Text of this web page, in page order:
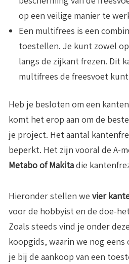
op een veilige manier te
Een multifrees is een
toestellen. Je kunt zowel
langs de zijkant frezen. Dit
multifrees de freesvoet
Heb je besloten om een
komt het erop aan om de
je project. Het aantal
beperkt. Het zijn vooral de A-
Metabo of Makitadie
Hieronder stellen we vier
voor de hobbyist en de doe-
Zoals steeds vind je onder
koopgids, waarin we nog
je bij de aankoop van een